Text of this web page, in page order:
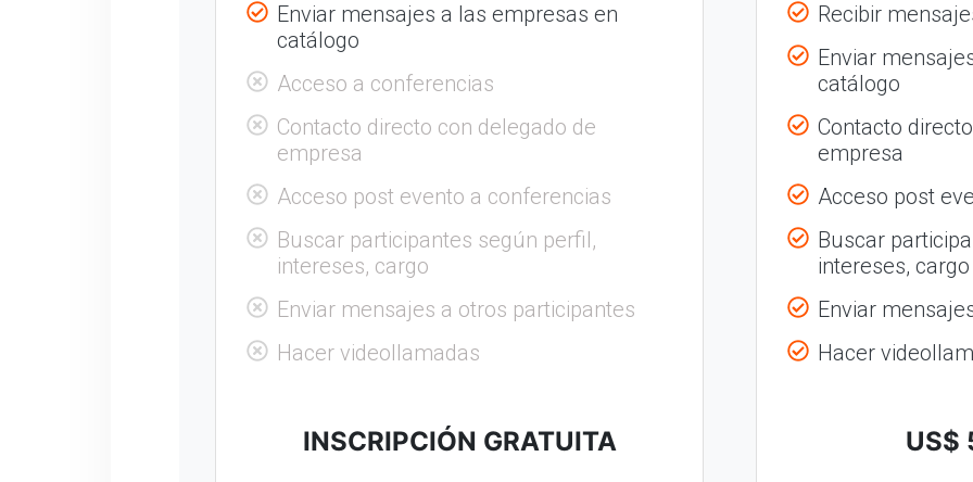
Enviar mensajes a las empresas en
catálogo
Acceso a conferencias
Contacto directo con delegado de
empresa
Acceso post evento a conferencias
Buscar participantes según perfil,
intereses, cargo
Enviar mensajes a otros participantes
Hacer videollamadas
INSCRIPCIÓN GRATUITA
Recibir
Enviar
catálogo
Contacto
empresa
Acceso post
Buscar
intereses, cargo
Enviar
Hacer
US$